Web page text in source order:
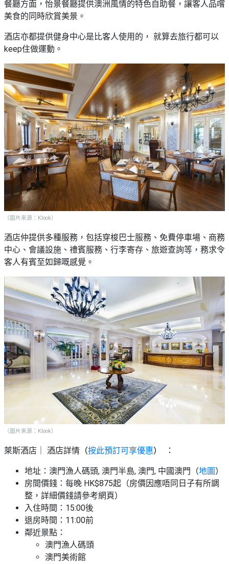
餐廳方面，怡景餐廳提供澳洲風情的特色自助餐，讓客人品嚐
美食的同時欣賞美景。
酒店亦都提供健身中心是比客人使用的， 就算去旅行都可以
keep住做運動。
（圖片來源：Klook）
酒店仲提供多種服務，包括穿梭巴士服務、免費停車場、商務
中心、會議設施、禮賓服務、行李寄存、旅遊查詢等，務求令
客人有賓至如歸嘅感覺。
（圖片來源：Klook）
萊斯酒店｜ 酒店詳情 （按此預訂可享優惠） ：
地址：澳門漁人碼頭, 澳門半島, 澳門, 中國澳門（地圖 ）
房間價錢：每晚 HK$875起（房價因應唔同日子有所調
整，詳細價錢請參考網頁）
入住時間：15:00後
退房時間：11:00前
鄰近景點：
澳門漁人碼頭
澳門美術館